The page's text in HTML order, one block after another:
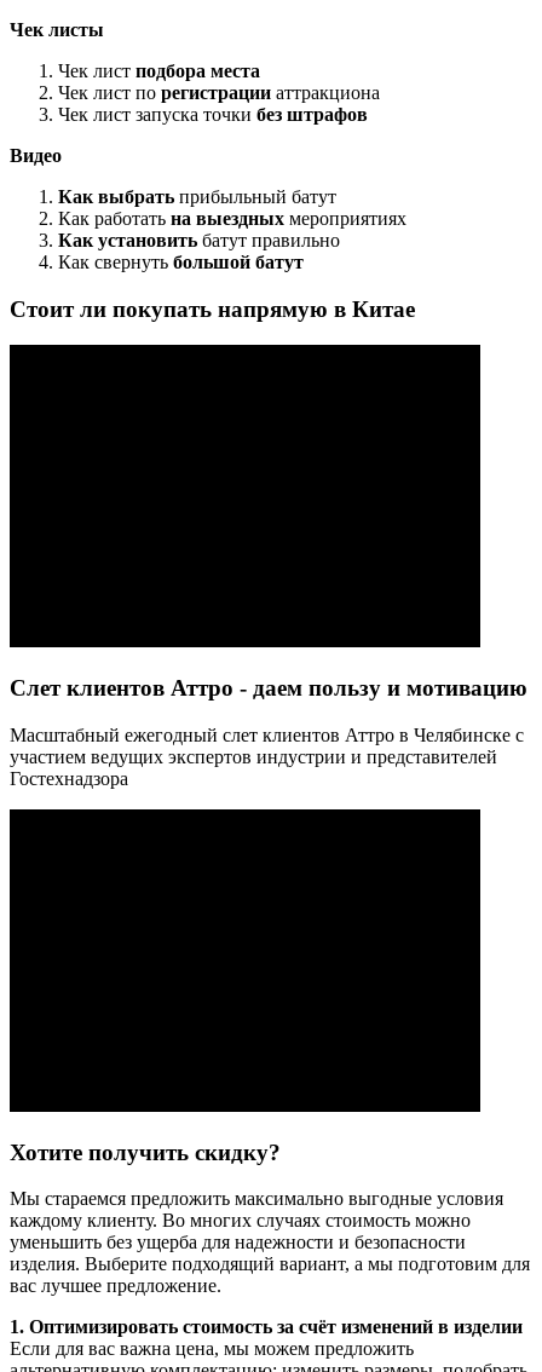
Чек листы
Чек лист подбора места
Чек лист по регистрации аттракциона
Чек лист запуска точки без штрафов
Видео
Как выбрать прибыльный батут
Как работать на выездных мероприятиях
Как установить батут правильно
Как свернуть большой батут
Стоит ли покупать напрямую в Китае
Слет клиентов Аттро - даем пользу и мотивацию
Масштабный ежегодный слет клиентов Аттро в Челябинске с
участием ведущих экспертов индустрии и представителей
Гостехнадзора
Хотите получить скидку?
Мы стараемся предложить максимально выгодные условия
каждому клиенту. Во многих случаях стоимость можно
уменьшить без ущерба для надежности и безопасности
изделия. Выберите подходящий вариант, а мы подготовим для
вас лучшее предложение.
1. Оптимизировать стоимость за счёт изменений в изделии
Если для вас важна цена, мы можем предложить